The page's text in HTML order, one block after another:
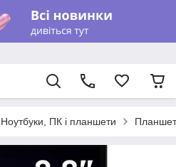
Ноутбуки, ПК і планшети